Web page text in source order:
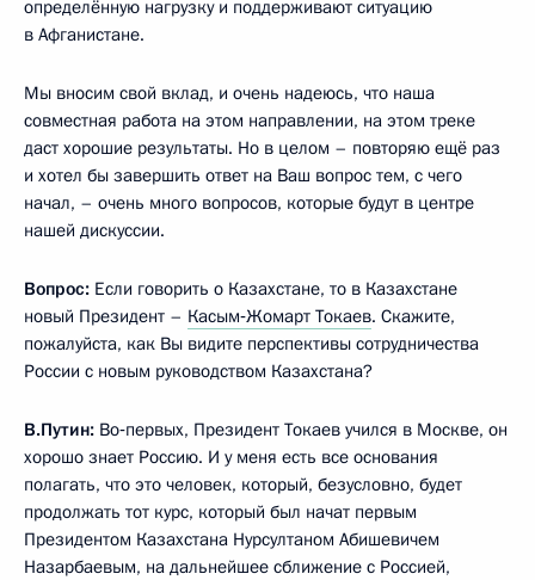
определённую нагрузку и поддерживают ситуацию
в Афганистане.
Мы вносим свой вклад, и очень надеюсь, что наша
совместная работа на этом направлении, на этом треке
даст хорошие результаты. Но в целом – повторяю ещё раз
и хотел бы завершить ответ на Ваш вопрос тем, с чего
начал, – очень много вопросов, которые будут в центре
нашей дискуссии.
Вопрос: Если говорить о Казахстане, то в Казахстане
новый Президент – Касым‑Жомарт Токаев. Скажите,
пожалуйста, как Вы видите перспективы сотрудничества
России с новым руководством Казахстана?
В.Путин: Во‑первых, Президент Токаев учился в Москве, он
хорошо знает Россию. И у меня есть все основания
полагать, что это человек, который, безусловно, будет
продолжать тот курс, который был начат первым
Президентом Казахстана Нурсултаном Абишевичем
Назарбаевым, на дальнейшее сближение с Россией,